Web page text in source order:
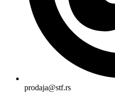
prodaja@stf.rs